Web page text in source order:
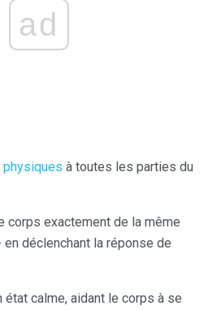
ad
à toutes les parties du
corps exactement de la même
déclenchant la réponse de
état calme, aidant le corps à se